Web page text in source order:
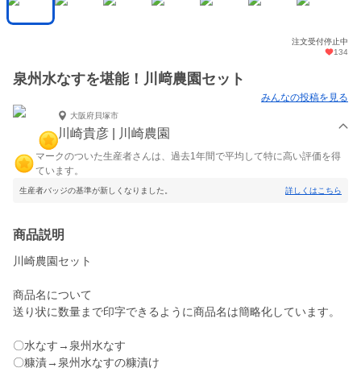
注文受付停止中
134
泉州水なすを堪能！川﨑農園セット
みんなの投稿を見る
大阪府貝塚市
川崎貴彦 | 川崎農園
マークのついた生産者さんは、過去1年間で平均して特に高い評価を得
ています。
生産者バッジの基準が新しくなりました。 詳しくはこちら
商品説明
川崎農園セット
商品名について
送り状に数量まで印字できるように商品名は簡略化しています。
〇水なす→泉州水なす
〇糠漬→泉州水なすの糠漬け